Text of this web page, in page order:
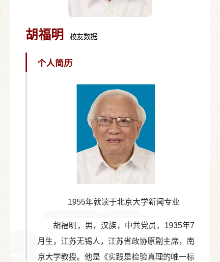
胡福明 校友数据
个人简历
1955年就读于北京大学新闻专业
胡福明，男，汉族，中共党员，1935年7
月生，江苏无锡人，江苏省政协原副主席，南
京大学教授。他是《实践是检验真理的唯一标